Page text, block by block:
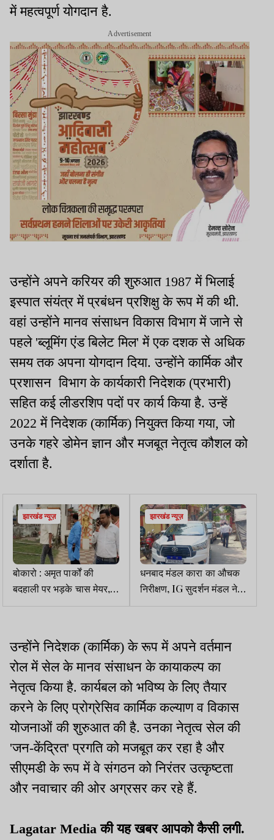
में महत्वपूर्ण योगदान है.
Advertisement
उन्होंने अपने करियर की शुरुआत 1987 में भिलाई
इस्पात संयंत्र में प्रबंधन प्रशिक्षु के रूप में की थी.
वहां उन्होंने मानव संसाधन विकास विभाग में जाने से
पहले 'ब्लूमिंग एंड बिलेट मिल' में एक दशक से अधिक
समय तक अपना योगदान दिया. उन्होंने कार्मिक और
प्रशासन विभाग के कार्यकारी निदेशक (प्रभारी)
सहित कई लीडरशिप पदों पर कार्य किया है. उन्हें
2022 में निदेशक (कार्मिक) नियुक्त किया गया, जो
उनके गहरे डोमेन ज्ञान और मजबूत नेतृत्व कौशल को
दर्शाता है.
झारखंड न्यूज़
बोकारो : अमृत पार्कों की
बदहाली पर भड़के चास मेयर,
अधिकारियों व संवेदकों को
झारखंड न्यूज़
धनबाद मंडल कारा का औचक
निरीक्षण, IG सुदर्शन मंडल ने
सुरक्षा व सुविधाओं पर कसा
उन्होंने निदेशक (कार्मिक) के रूप में अपने वर्तमान
रोल में सेल के मानव संसाधन के कायाकल्प का
नेतृत्व किया है. कार्यबल को भविष्य के लिए तैयार
करने के लिए प्रोग्रेसिव कार्मिक कल्याण व विकास
योजनाओं की शुरुआत की है. उनका नेतृत्व सेल की
'जन-केंद्रित' प्रगति को मजबूत कर रहा है और
सीएमडी के रूप में वे संगठन को निरंतर उत्कृष्टता
और नवाचार की ओर अग्रसर कर रहे हैं.
Lagatar Media की यह खबर आपको कैसी लगी.